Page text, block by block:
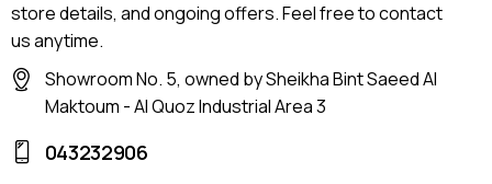
store details, and ongoing offers. Feel free to contact
us anytime.
Showroom No. 5, owned by Sheikha Bint Saeed Al
Maktoum - Al Quoz Industrial Area 3
043232906